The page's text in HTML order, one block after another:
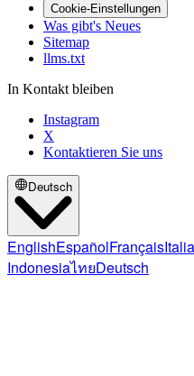
Cookie-Einstellungen
Was gibt's Neues
Sitemap
llms.txt
In Kontakt bleiben
Instagram
X
Kontaktieren Sie uns
Deutsch
EnglishEspañolFrançais
IndonesiaไทยDeutsch